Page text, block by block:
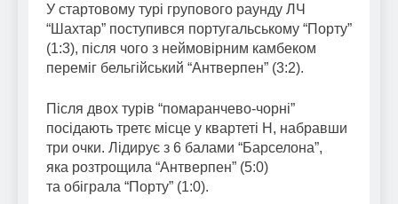
У стартовому турі групового раунду ЛЧ
“Шахтар” поступився португальському “Порту”
(1:3), після чого з неймовірним камбеком
переміг бельгійський “Антверпен” (3:2).
Після двох турів “помаранчево-чорні”
посідають третє місце у квартеті H, набравши
три очки. Лідирує з 6 балами “Барселона”,
яка розтрощила “Антверпен” (5:0)
та обіграла “Порту” (1:0).